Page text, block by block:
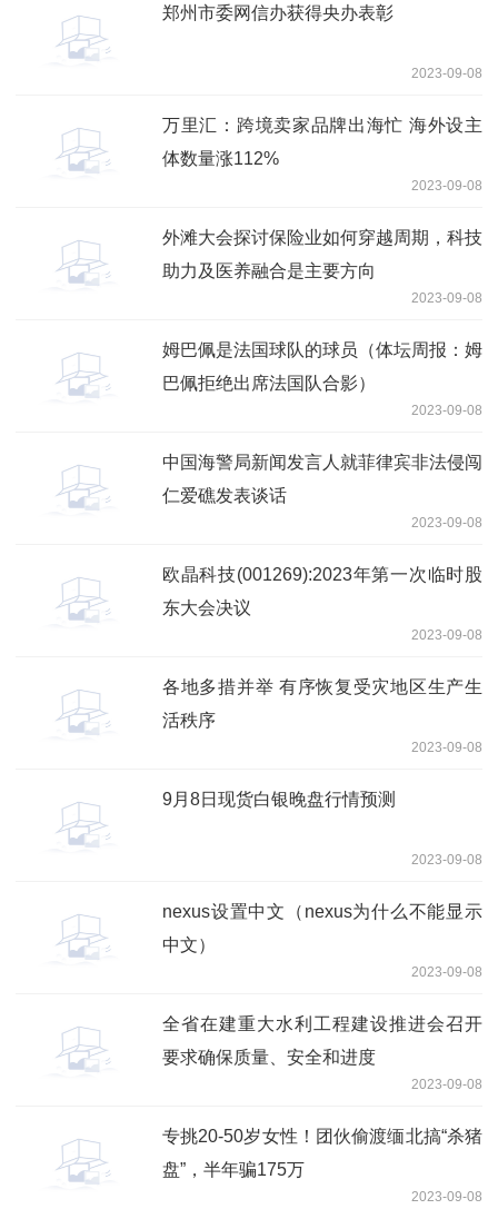
郑州市委网信办获得央办表彰
2023-09-08
万里汇：跨境卖家品牌出海忙 海外设主
体数量涨112%
2023-09-08
外滩大会探讨保险业如何穿越周期，科技
助力及医养融合是主要方向
2023-09-08
姆巴佩是法国球队的球员（体坛周报：姆
巴佩拒绝出席法国队合影）
2023-09-08
中国海警局新闻发言人就菲律宾非法侵闯
仁爱礁发表谈话
2023-09-08
欧晶科技(001269):2023年第一次临时股
东大会决议
2023-09-08
各地多措并举 有序恢复受灾地区生产生
活秩序
2023-09-08
9月8日现货白银晚盘行情预测
2023-09-08
nexus设置中文（nexus为什么不能显示
中文）
2023-09-08
全省在建重大水利工程建设推进会召开
要求确保质量、安全和进度
2023-09-08
专挑20-50岁女性！团伙偷渡缅北搞“杀猪
盘”，半年骗175万
2023-09-08